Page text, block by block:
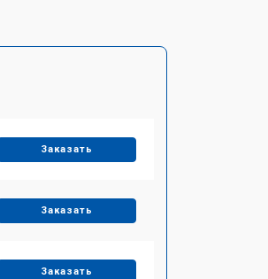
Заказать
Заказать
Заказать